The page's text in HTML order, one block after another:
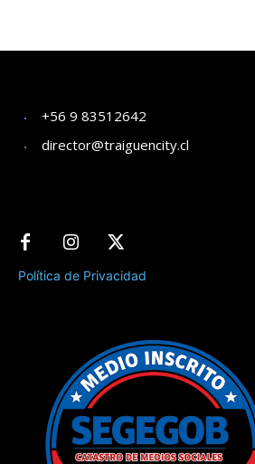
+56 9 83512642
director@traiguencity.cl
Política de Privacidad